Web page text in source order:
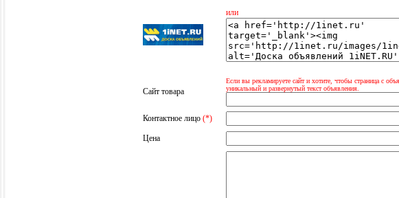
или
Сайт товара
Если вы рекламируете сайт и хотите, чтобы страница с
уникальный и развернутый текст объявления.
Контактное лицо (*)
Цена